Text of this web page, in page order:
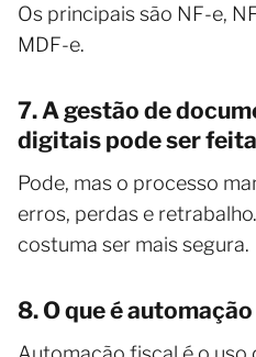
Os principais são NF-e,
MDF-e.
7. A gestão de
digitais pode ser
Pode, mas o processo
erros, perdas e
costuma ser mais segura.
8. O que é